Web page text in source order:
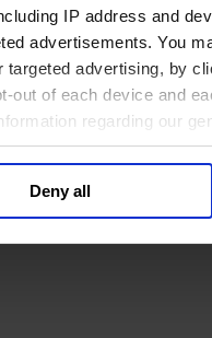
IP address and
advertisements. You
targeted advertising, by
out of each device and
regarding our
Deny all
ー